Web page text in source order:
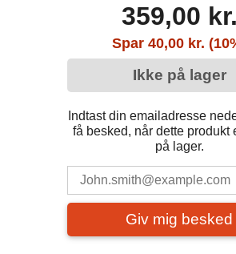
359,00 kr.
Spar 40,00 kr.
Ikke på lager
Indtast din emailadresse
få besked, når dette produkt
på lager.
Giv mig besked